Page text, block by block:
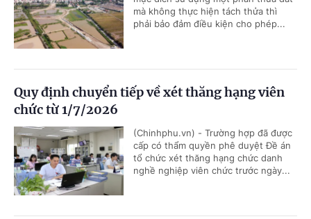
mà không thực hiện tách thửa thì
phải bảo đảm điều kiện cho phép...
Quy định chuyển tiếp về xét thăng hạng viên
chức từ 1/7/2026
(Chinhphu.vn) - Trường hợp đã được
cấp có thẩm quyền phê duyệt Đề án
tổ chức xét thăng hạng chức danh
nghề nghiệp viên chức trước ngày...